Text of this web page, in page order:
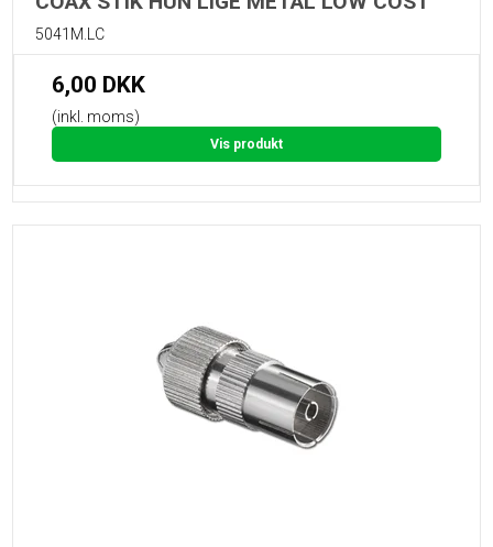
5041M.LC
6,00 DKK
(inkl. moms)
Vis produkt